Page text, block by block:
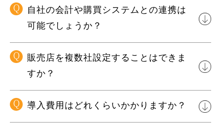
Q
自社の会計や購買システムとの連携は
可能でしょうか？
Q
販売店を複数社設定することはできま
すか？
Q 導入費用はどれくらいかかりますか？